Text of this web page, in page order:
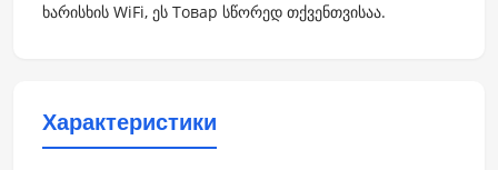
ხარისხის WiFi, ეს Товар სწორედ თქვენთვისაა.
Характеристики